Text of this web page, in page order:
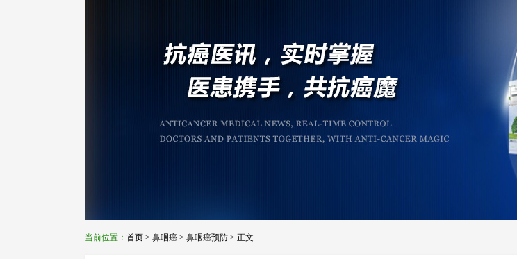
当前位置： 首页> 鼻咽癌> 鼻咽癌预防> 正文